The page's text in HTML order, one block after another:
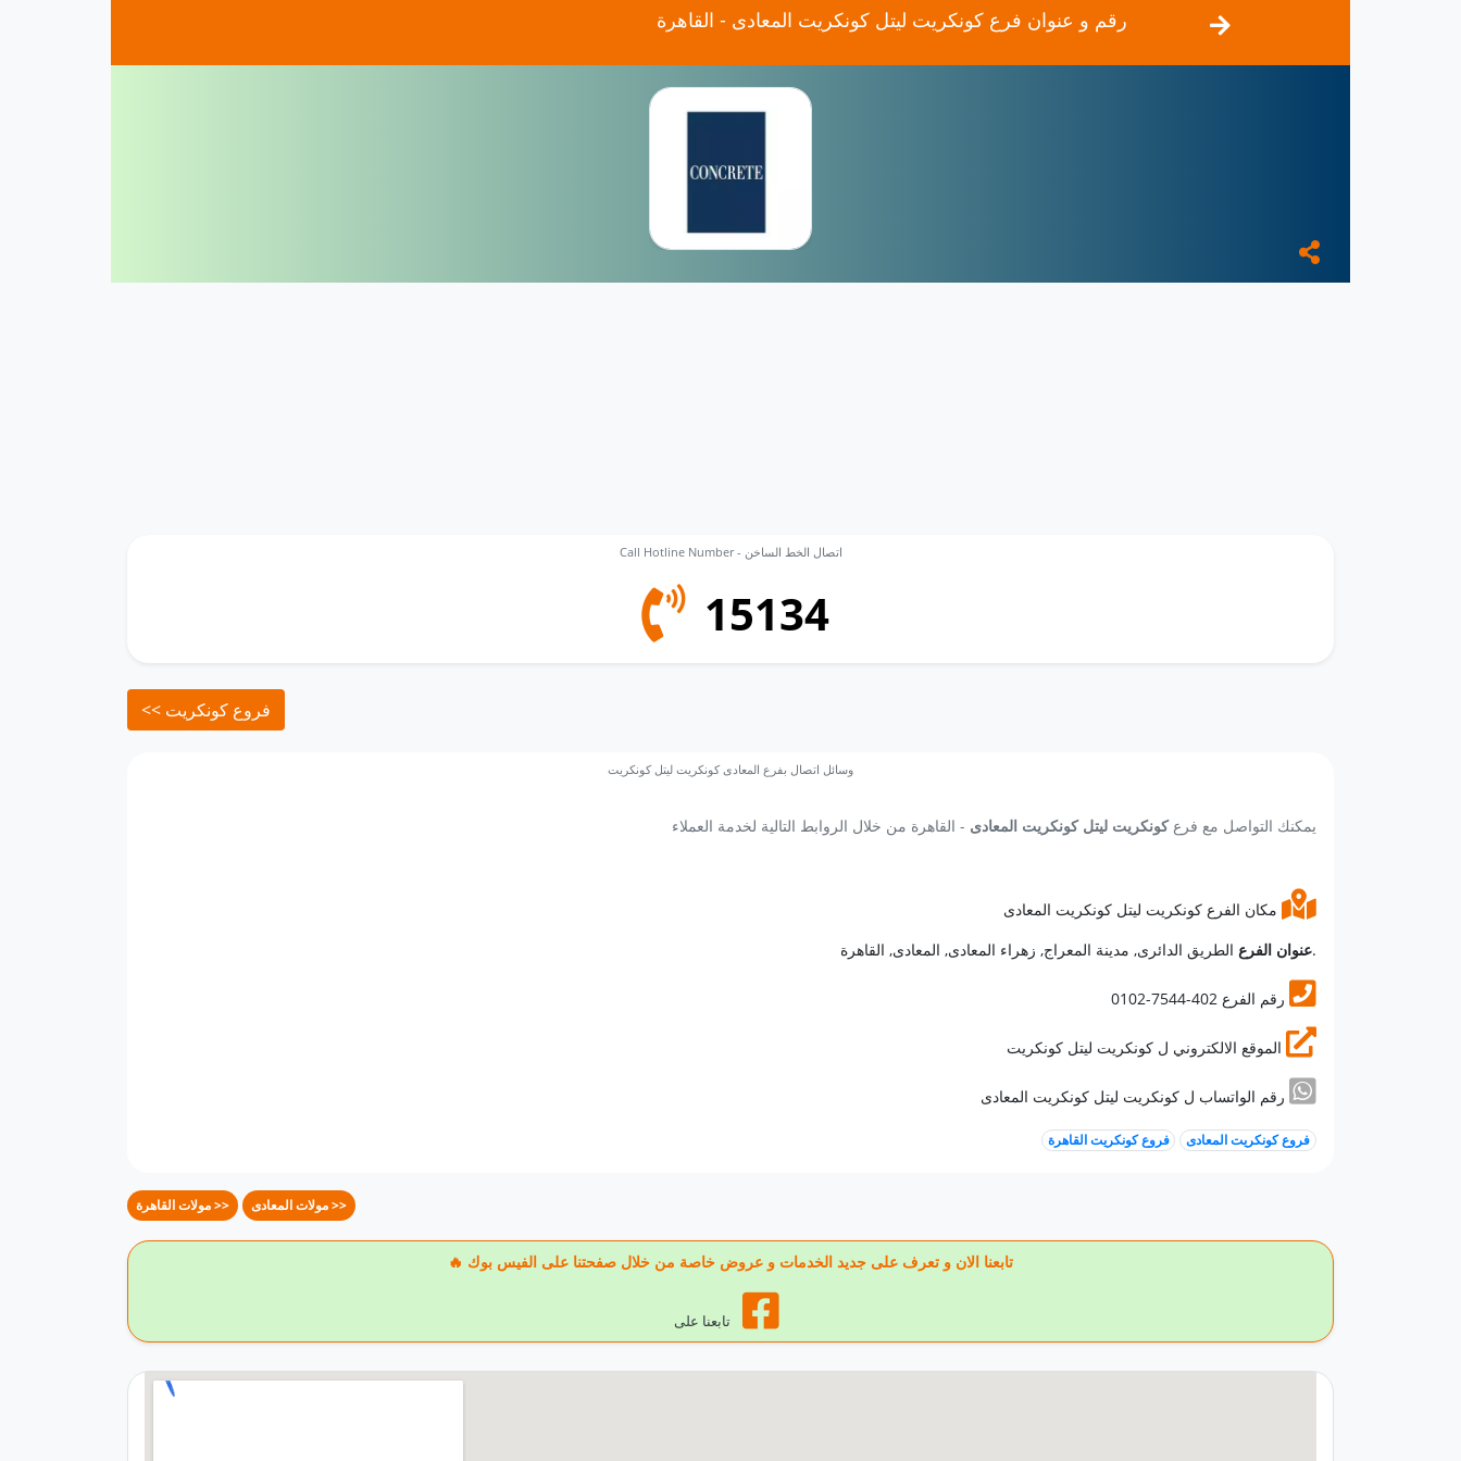
رقم و عنوان فرع كونكريت ليتل كونكريت المعادى - القاهرة
Call Hotline Number - اتصال الخط الساخن
15134
<< فروع كونكريت
وسائل اتصال بفرع المعادى كونكريت ليتل كونكريت
يمكنك التواصل مع فرعكونكريت ليتل كونكريت المعادى - القاهرة من خلال الروابط التالية لخدمة العملاء
عنوان الفرعالطريق الدائرى, مدينة المعراج, زهراء المعادى, المعادى, القاهرة.
فروع كونكريت القاهرة فروع كونكريت المعادى
مولات القاهرة >> مولات المعادى >>
🔥 تابعنا الان و تعرف على جديد الخدمات و عروض خاصة من خلال صفحتنا على الفيس بوك
تابعنا على